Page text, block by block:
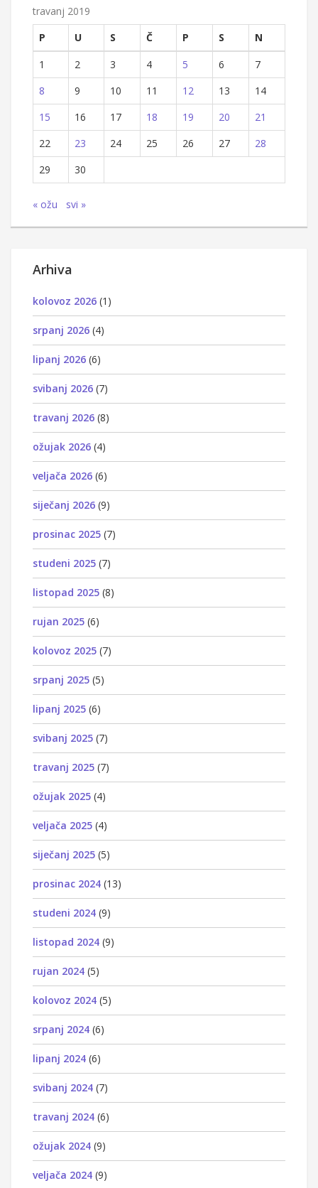
travanj 2019
P
U S Č P S
N
1
2 3 4 5 6
7
8
9 10 11 12 13
14
15
16 17 18 19 20
21
22
23 24 25 26 27
28
29
30
« ožu svi »
Arhiva
kolovoz 2026 (1)
srpanj 2026 (4)
lipanj 2026 (6)
svibanj 2026 (7)
travanj 2026 (8)
ožujak 2026 (4)
veljača 2026 (6)
siječanj 2026 (9)
prosinac 2025 (7)
studeni 2025 (7)
listopad 2025 (8)
rujan 2025 (6)
kolovoz 2025 (7)
srpanj 2025 (5)
lipanj 2025 (6)
svibanj 2025 (7)
travanj 2025 (7)
ožujak 2025 (4)
veljača 2025 (4)
siječanj 2025 (5)
prosinac 2024 (13)
studeni 2024 (9)
listopad 2024 (9)
rujan 2024 (5)
kolovoz 2024 (5)
srpanj 2024 (6)
lipanj 2024 (6)
svibanj 2024 (7)
travanj 2024 (6)
ožujak 2024 (9)
veljača 2024 (9)